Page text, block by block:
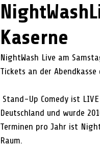
Kaserne
NightWash Live am
Tickets an der
Deutschland und wurde
Terminen pro Jahr ist
Raum.